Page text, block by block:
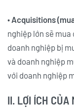
• Acquisitions
nghiệp lớn sẽ
doanh nghiệp bị
và doanh nghiệp
với doanh nghiệp
II. LỢI ÍCH CỦA